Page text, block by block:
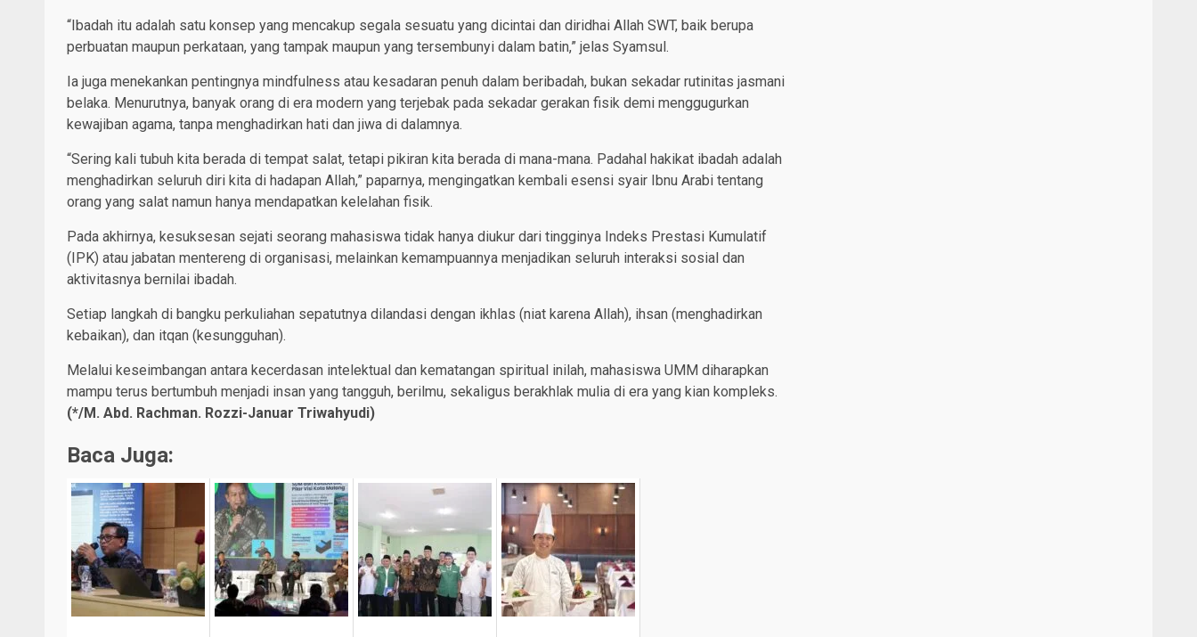
“Ibadah itu adalah satu konsep yang mencakup segala sesuatu yang dicintai dan diridhai Allah SWT, baik berupa
perbuatan maupun perkataan, yang tampak maupun yang tersembunyi dalam batin,” jelas Syamsul.
Ia juga menekankan pentingnya mindfulness atau kesadaran penuh dalam beribadah, bukan sekadar rutinitas jasmani
belaka. Menurutnya, banyak orang di era modern yang terjebak pada sekadar gerakan fisik demi menggugurkan
kewajiban agama, tanpa menghadirkan hati dan jiwa di dalamnya.
“Sering kali tubuh kita berada di tempat salat, tetapi pikiran kita berada di mana-mana. Padahal hakikat ibadah adalah
menghadirkan seluruh diri kita di hadapan Allah,” paparnya, mengingatkan kembali esensi syair Ibnu Arabi tentang
orang yang salat namun hanya mendapatkan kelelahan fisik.
Pada akhirnya, kesuksesan sejati seorang mahasiswa tidak hanya diukur dari tingginya Indeks Prestasi Kumulatif
(IPK) atau jabatan mentereng di organisasi, melainkan kemampuannya menjadikan seluruh interaksi sosial dan
aktivitasnya bernilai ibadah.
Setiap langkah di bangku perkuliahan sepatutnya dilandasi dengan ikhlas (niat karena Allah), ihsan (menghadirkan
kebaikan), dan itqan (kesungguhan).
Melalui keseimbangan antara kecerdasan intelektual dan kematangan spiritual inilah, mahasiswa UMM diharapkan
mampu terus bertumbuh menjadi insan yang tangguh, berilmu, sekaligus berakhlak mulia di era yang kian kompleks.
(*/M. Abd. Rachman. Rozzi-Januar Triwahyudi)
Baca Juga: